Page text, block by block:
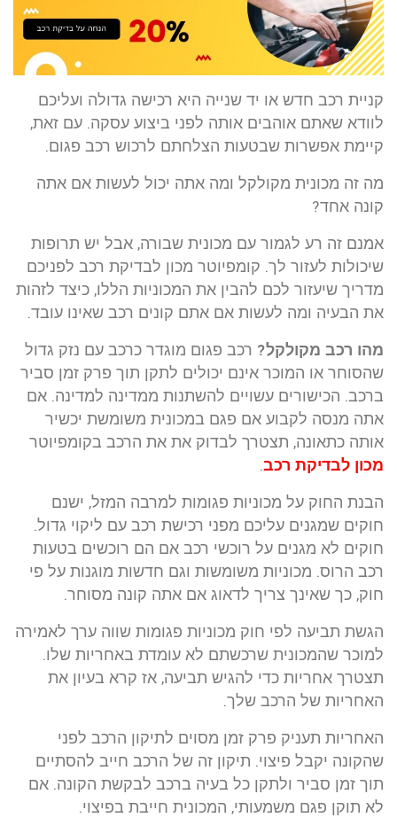
קניית רכב חדש או יד שנייה היא רכישה גדולה ועליכם
לוודא שאתם אוהבים אותה לפני ביצוע עסקה. עם זאת,
קיימת אפשרות שבטעות הצלחתם לרכוש רכב פגום.
מה זה מכונית מקולקל ומה אתה יכול לעשות אם אתה
קונה אחד?
אמנם זה רע לגמור עם מכונית שבורה, אבל יש תרופות
שיכולות לעזור לך. קומפיוטר מכון לבדיקת רכב לפניכם
מדריך שיעזור לכם להבין את המכוניות הללו, כיצד לזהות
את הבעיה ומה לעשות אם אתם קונים רכב שאינו עובד.
מהו רכב מקולקל? רכב פגום מוגדר כרכב עם נזק גדול
שהסוחר או המוכר אינם יכולים לתקן תוך פרק זמן סביר
ברכב. הכישורים עשויים להשתנות ממדינה למדינה. אם
אתה מנסה לקבוע אם פגם במכונית משומשת יכשיר
אותה כתאונה, תצטרך לבדוק את את הרכב בקומפיוטר
מכון לבדיקת רכב.
הבנת החוק על מכוניות פגומות למרבה המזל, ישנם
חוקים שמגנים עליכם מפני רכישת רכב עם ליקוי גדול.
חוקים לא מגנים על רוכשי רכב אם הם רוכשים בטעות
רכב הרוס. מכוניות משומשות וגם חדשות מוגנות על פי
חוק, כך שאינך צריך לדאוג אם אתה קונה מסוחר.
הגשת תביעה לפי חוק מכוניות פגומות שווה ערך לאמירה
למוכר שהמכונית שרכשתם לא עומדת באחריות שלו.
תצטרך אחריות כדי להגיש תביעה, אז קרא בעיון את
האחריות של הרכב שלך.
האחריות תעניק פרק זמן מסוים לתיקון הרכב לפני
שהקונה יקבל פיצוי. תיקון זה של הרכב חייב להסתיים
תוך זמן סביר ולתקן כל בעיה ברכב לבקשת הקונה. אם
לא תוקן פגם משמעותי, המכונית חייבת בפיצוי.